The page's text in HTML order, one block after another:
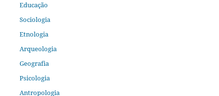
Educação
Sociologia
Etnologia
Arqueologia
Geografia
Psicologia
Antropologia